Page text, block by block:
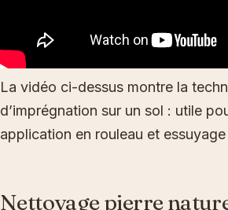
La vidéo ci-dessus montre la
d’imprégnation sur un sol : utile
application en rouleau et essuyage
Nettoyage pierre